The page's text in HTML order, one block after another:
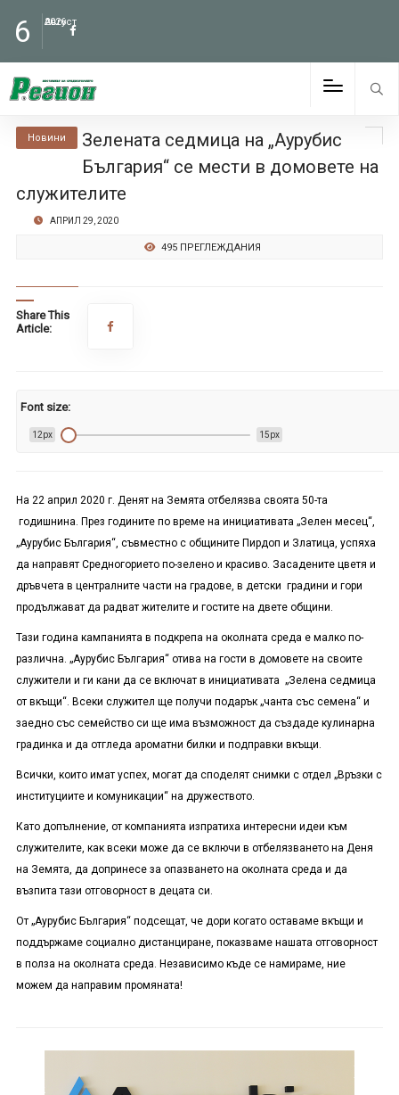
6 Август
2026
Новини
Зелената седмица на „Аурубис
България“ се мести в домовете на
служителите
АПРИЛ 29, 2020
495 ПРЕГЛЕЖДАНИЯ
Share This
Article:
Font size:
12px 15px
На 22 април 2020 г. Денят на Земята отбелязва своята 50-та
годишнина. През годините по време на инициативата „Зелен месец“,
„Аурубис България“, съвместно с общините Пирдоп и Златица, успяха
да направят Средногорието по-зелено и красиво. Засадените цветя и
дръвчета в централните части на градове, в детски градини и гори
продължават да радват жителите и гостите на двете общини.
Тази година кампанията в подкрепа на околната среда е малко по-
различна. „Аурубис България“ отива на гости в домовете на своите
служители и ги кани да се включат в инициативата „Зелена седмица
от вкъщи“. Всеки служител ще получи подарък „чанта със семена“ и
заедно със семейство си ще има възможност да създаде кулинарна
градинка и да отгледа ароматни билки и подправки вкъщи.
Всички, които имат успех, могат да споделят снимки с отдел „Връзки с
институциите и комуникации“ на дружеството.
Като допълнение, от компанията изпратиха интересни идеи към
служителите, как всеки може да се включи в отбелязването на Деня
на Земята, да допринесе за опазването на околната среда и да
възпита тази отговорност в децата си.
От „Аурубис България“ подсещат, че дори когато оставаме вкъщи и
поддържаме социално дистанциране, показваме нашата отговорност
в полза на околната среда. Независимо къде се намираме, ние
можем да направим промяната!